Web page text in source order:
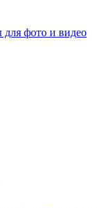
для фото и видео